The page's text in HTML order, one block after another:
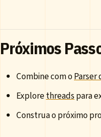
Próximos
Combine com oParser
Explorethreadspara
Construa o próximo